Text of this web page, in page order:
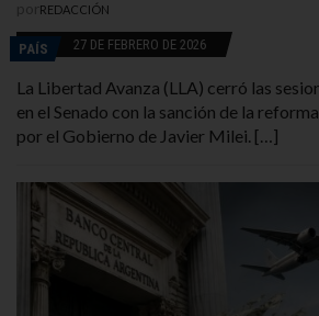
REDACCIÓN
PAÍS 27 DE FEBRERO DE 2026
La Libertad Avanza (LLA) cerró las
en el Senado con la sanción de la
por el Gobierno de Javier Milei. […]